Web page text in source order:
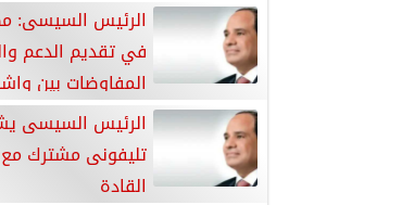
الرئيس السيسى:
في تقديم الدعم
المفاوضات بين
الرئيس السيسى
تليفونى مشترك
القادة